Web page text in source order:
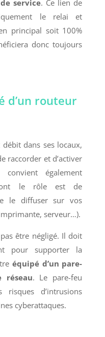
service. Ce lien de
le relai et
principal soit 100%
donc toujours
d’un routeur
dans ses locaux,
raccorder et d’activer
également
le rôle est de
le diffuser sur vos
serveur…).
être négligé. Il doit
pour supporter la
équipé d’un pare-
réseau. Le pare-feu
d’intrusions
cyberattaques.